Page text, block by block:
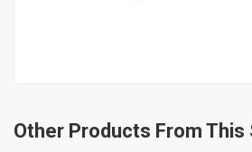
Other Products From This